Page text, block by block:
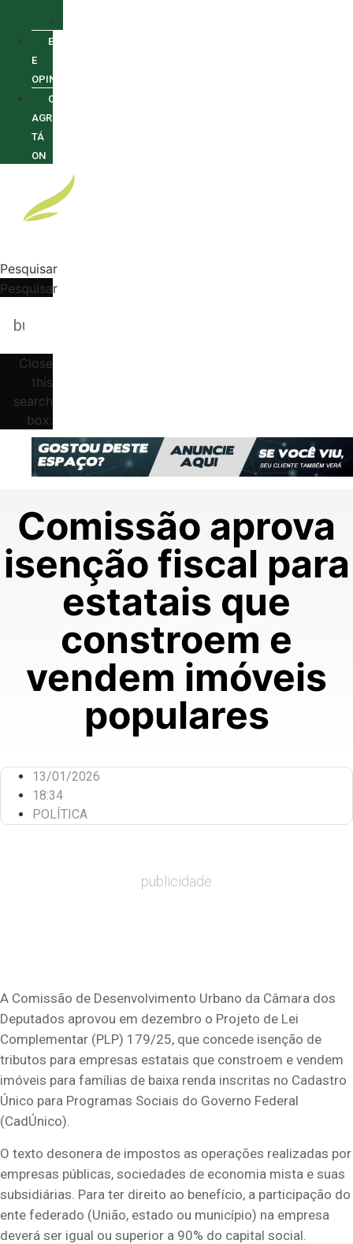
ENTREVISTAS
E
OPINIÕES
O
AGRO
TÁ
ON
Pesquisar
Pesquisar
Close
this
search
box.
Comissão aprova
isenção fiscal para
estatais que
constroem e
vendem imóveis
populares
13/01/2026
18:34
POLÍTICA
publicidade
A Comissão de Desenvolvimento Urbano da Câmara dos
Deputados aprovou em dezembro o Projeto de Lei
Complementar (PLP) 179/25, que concede isenção de
tributos para empresas estatais que constroem e vendem
imóveis para famílias de baixa renda inscritas no Cadastro
Único para Programas Sociais do Governo Federal
(CadÚnico).
O texto desonera de impostos as operações realizadas por
empresas públicas, sociedades de economia mista e suas
subsidiárias. Para ter direito ao benefício, a participação do
ente federado (União, estado ou município) na empresa
deverá ser igual ou superior a 90% do capital social.